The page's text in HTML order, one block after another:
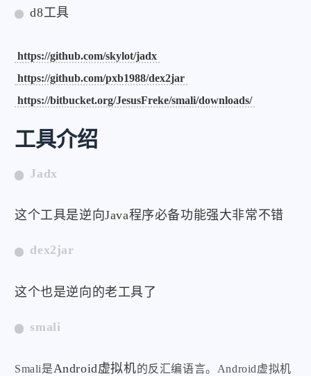
d8工具
https://github.com/skylot/jadx
https://github.com/pxb1988/dex2jar
https://bitbucket.org/JesusFreke/smali/downloads/
工具介绍
Jadx
这个工具是逆向Java程序必备功能强大非常不错
dex2jar
这个也是逆向的老工具了
smali
Smali是Android虚拟机的反汇编语言。Android虚拟机